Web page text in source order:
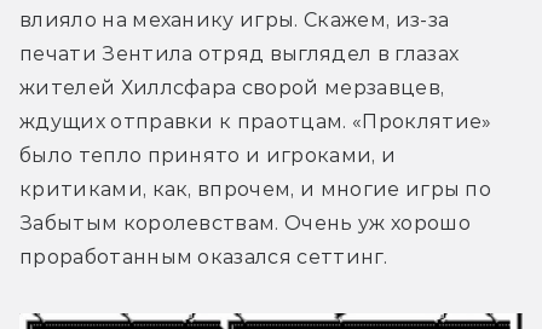
влияло на механику игры. Скажем, из-за
печати Зентила отряд выглядел в глазах
жителей Хиллсфара сворой мерзавцев,
ждущих отправки к праотцам. «Проклятие»
было тепло принято и игроками, и
критиками, как, впрочем, и многие игры по
Забытым королевствам. Очень уж хорошо
проработанным оказался сеттинг.